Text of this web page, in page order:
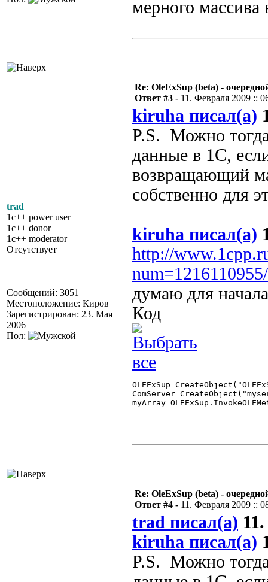
мерного массива
trad
1c++ power user
1c++ donor
1c++ moderator
Отсутствует
Сообщений: 3051
Местоположение: Киров
Зарегистрирован: 23. Мая
2006
Пол:
Re: OleExSup (beta) -
Ответ #3 - 11. Февраля 2009 ::
kiruha писал(а)
P.S. Можно тогда
данные в 1С,
возвращающий
собственно для
kiruha писал(а)
http://
думаю для
Код
Re: OleExSup (beta) -
Ответ #4 - 11. Февраля 2009 ::
trad писал(а)
kiruha писал(а)
P.S. Можно тогда